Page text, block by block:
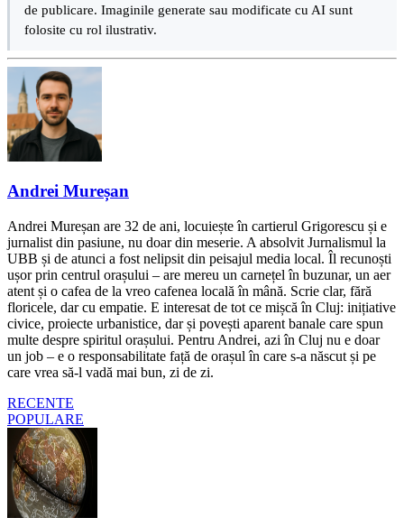
de publicare. Imaginile generate sau modificate cu AI sunt
folosite cu rol ilustrativ.
Andrei Mureșan
Andrei Mureșan are 32 de ani, locuiește în cartierul Grigorescu și e
jurnalist din pasiune, nu doar din meserie. A absolvit Jurnalismul la
UBB și de atunci a fost nelipsit din peisajul media local. Îl recunoști
ușor prin centrul orașului – are mereu un carnețel în buzunar, un aer
atent și o cafea de la vreo cafenea locală în mână. Scrie clar, fără
floricele, dar cu empatie. E interesat de tot ce mișcă în Cluj: inițiative
civice, proiecte urbanistice, dar și povești aparent banale care spun
multe despre spiritul orașului. Pentru Andrei, azi în Cluj nu e doar
un job – e o responsabilitate față de orașul în care s-a născut și pe
care vrea să-l vadă mai bun, zi de zi.
RECENTE
POPULARE